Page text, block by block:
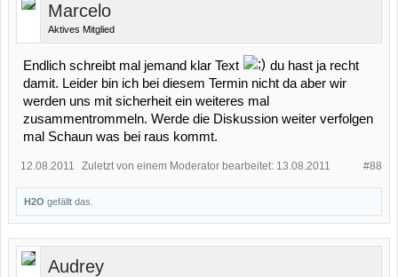
Marcelo
Aktives Mitglied
Endlich schreibt mal jemand klar Text
du hast ja recht
damit. Leider bin ich bei diesem Termin nicht da aber wir
werden uns mit sicherheit ein weiteres mal
zusammentrommeln. Werde die Diskussion weiter verfolgen
mal Schaun was bei raus kommt.
#88
12.08.2011 Zuletzt von einem Moderator bearbeitet: 13.08.2011
H2O gefällt das.
Audrey